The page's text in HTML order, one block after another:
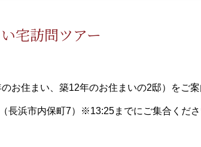
宅訪問ツアー
お住まい、築12年のお住まいの2邸）をご
長浜市内保町7）※13:25までにご集合くだ